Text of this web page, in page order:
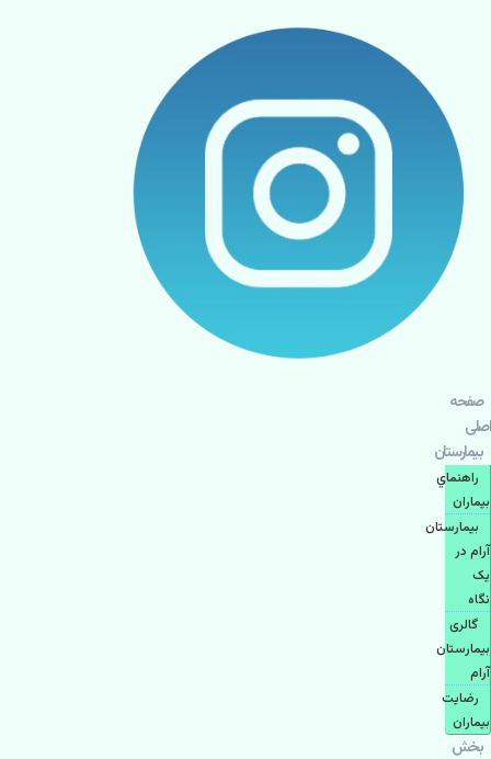
صفحه
اصلی
بيمارستان
راهنماي
بیماران
بیمارستان
آرام در
یک
نگاه
گالری
بیمارستان
آرام
رضایت
بیماران
بخش